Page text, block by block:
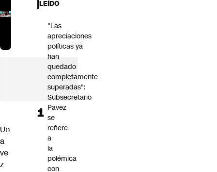
Un
a
ve
z
LEÍDO
"Las
apreciaciones
políticas ya
han
quedado
completamente
superadas":
Subsecretario
Pavez
se
refiere
a
la
polémica
con